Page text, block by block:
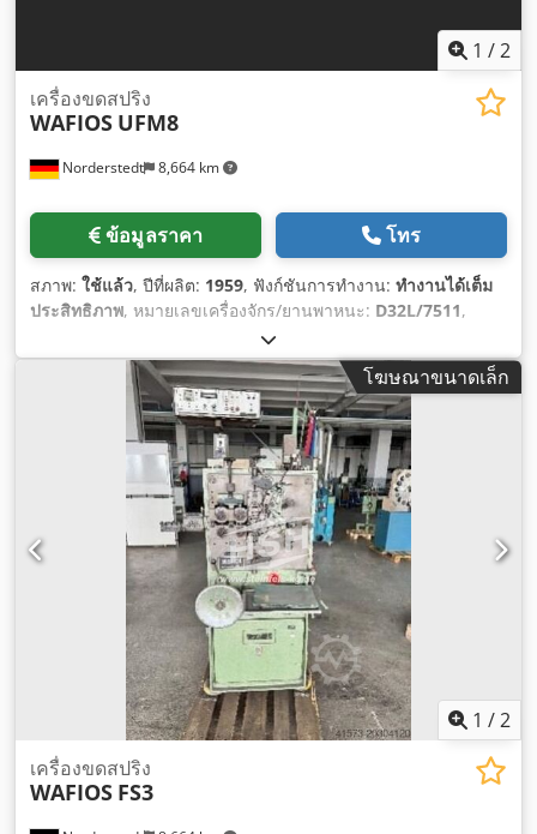
1 /2
Norderstedt 8,664 km
เครื่องขดสปริง
WAFIOS UFM8
ข้อมูลราคา โทร
สภาพ: ใช้แล้ว, ปีที่ผลิต: 1959, ฟังก์ชันการทำงาน: ทำงานได้เต็ม
ประสิทธิภาพ, หมายเลขเครื่องจักร/ยานพาหนะ: D32L/7511,
โฆษณาขนาดเล็ก
1 /2
เครื่องขดสปริง
WAFIOS FS3